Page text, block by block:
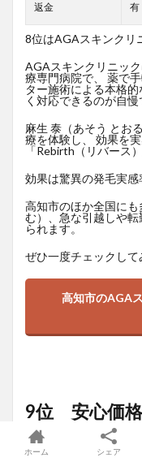
返金 有
8位はAGAスキンクリ
AGAスキンクリニッ
療専門病院で、 薬で
ター施術による本格
く対応できるのが自慢
麻生 泰（あそう とお
療を体験し、 効果を
「Rebirth（リバース
効果は驚異の発毛実感
高知市のほか全国に
む）、急な引越しや
られます。
ぜひ一度チェックして
高知市のAGA
9位 安心価
話対応「AGA
ホーム シェア